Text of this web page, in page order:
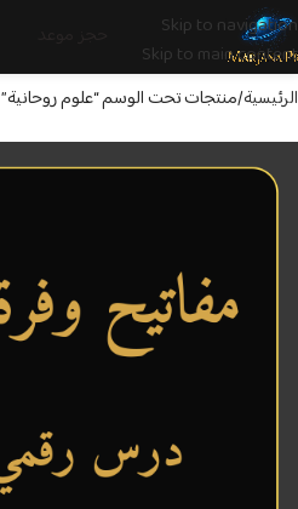
Skip to navigation
Skip to main content
الرئيسية منتجات تحت الوسم “علوم روحانية”